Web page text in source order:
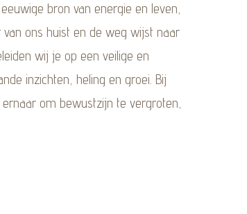
bron van energie en leven,
ons huist en de weg wijst naar
wij je op een veilige en
inzichten, heling en groei. Bij
om bewustzijn te vergroten,